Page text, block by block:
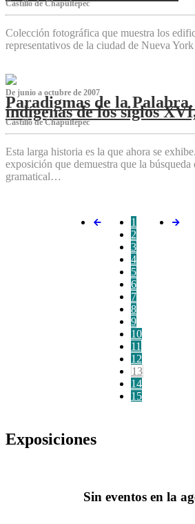
Castillo de Chapultepec
Colección fotográfica que muestra los
representativos de la ciudad de Nueva
De junio a octubre de 2007
Paradigmas de la
indígenas de los siglos
Castillo de Chapultepec
Esta larga historia es la que ahora se
exposición que demuestra que la búsqueda
gramatical…
1
2
3
4
5
6
7
8
9
10
11
12
13
14
15
Exposiciones
Sin eventos en la